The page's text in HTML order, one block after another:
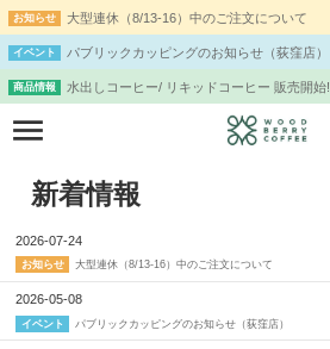
お知らせ 大型連休（8/13-16）中のご注文について
イベント パブリックカッピングのお知らせ（荻窪店）
商品情報 水出しコーヒー/ リキッドコーヒー 販売開始!
新着情報
2026-07-24
お知らせ 大型連休（8/13-16）中のご注文について
2026-05-08
イベント パブリックカッピングのお知らせ（荻窪店）